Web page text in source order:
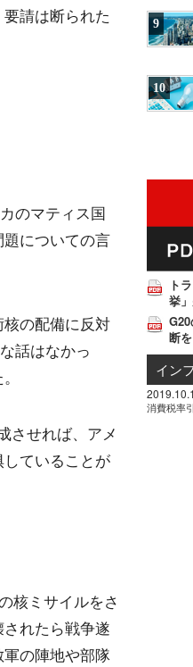
請は断られた
のマティス国
についての言
の配備に反対
話はなかっ
させれば、アメ
ていることが
核ミサイルをさ
れたら戦争遂
の陣地や部隊
9
10
ト
挙
断を
イン
消費税率